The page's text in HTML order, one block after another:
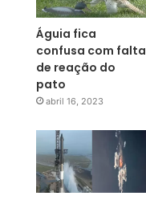
Águia fica
confusa com falta
de reação do
pato
abril 16, 2023